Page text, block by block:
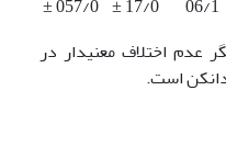
اختلاف معنی­دار در